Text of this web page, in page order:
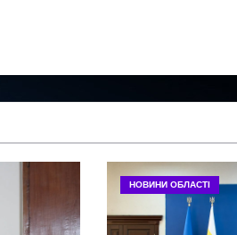
НОВИНИ ОБЛАСТІ